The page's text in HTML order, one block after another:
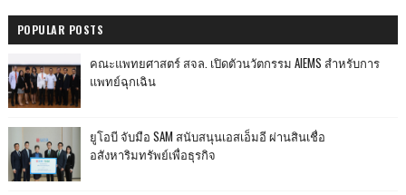
POPULAR POSTS
คณะแพทยศาสตร์ สจล. เปิดตัวนวัตกรรม AIEMS สำหรับการ
แพทย์ฉุกเฉิน
ยูโอบี จับมือ SAM สนับสนุนเอสเอ็มอี ผ่านสินเชื่อ
อสังหาริมทรัพย์เพื่อธุรกิจ